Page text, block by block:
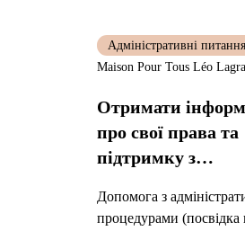
Отримати
про свої права та
підтримку з
Допомога з
процедурами (посвідка
Адміністративні питання
Maison Pour Tous Léo